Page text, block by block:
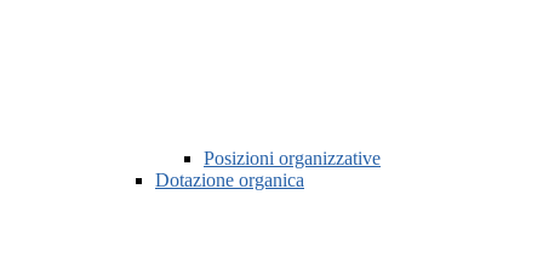
Posizioni organizzative
Dotazione organica